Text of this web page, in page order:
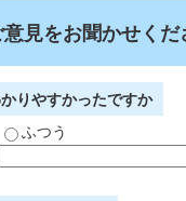
見をお聞かせくだ
りやすかったですか
ふつう